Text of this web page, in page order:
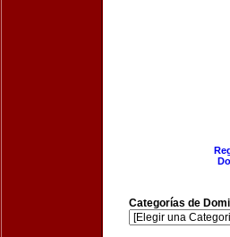
Categorías de